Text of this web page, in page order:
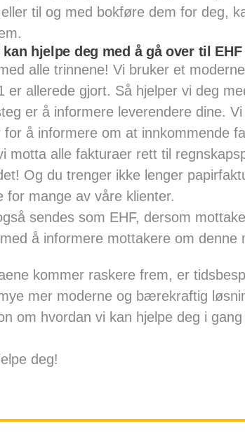
til og med bokføre dem for deg,
hjelpe deg med å gå over til EHF
alle trinnene! Vi bruker et
er allerede gjort. Så hjelper vi deg
er å informere leverendere dine.
å informere om at innkommende
motta alle fakturaer rett til
Og du trenger ikke lenger
for mange av våre klienter.
sendes som EHF, dersom
å informere mottakere om denne
kommer raskere frem, er
mer moderne og bærekraftig
om hvordan vi kan hjelpe deg i
deg!